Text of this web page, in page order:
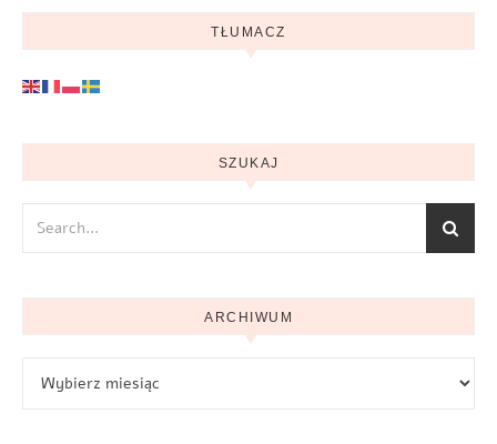
TŁUMACZ
SZUKAJ
ARCHIWUM